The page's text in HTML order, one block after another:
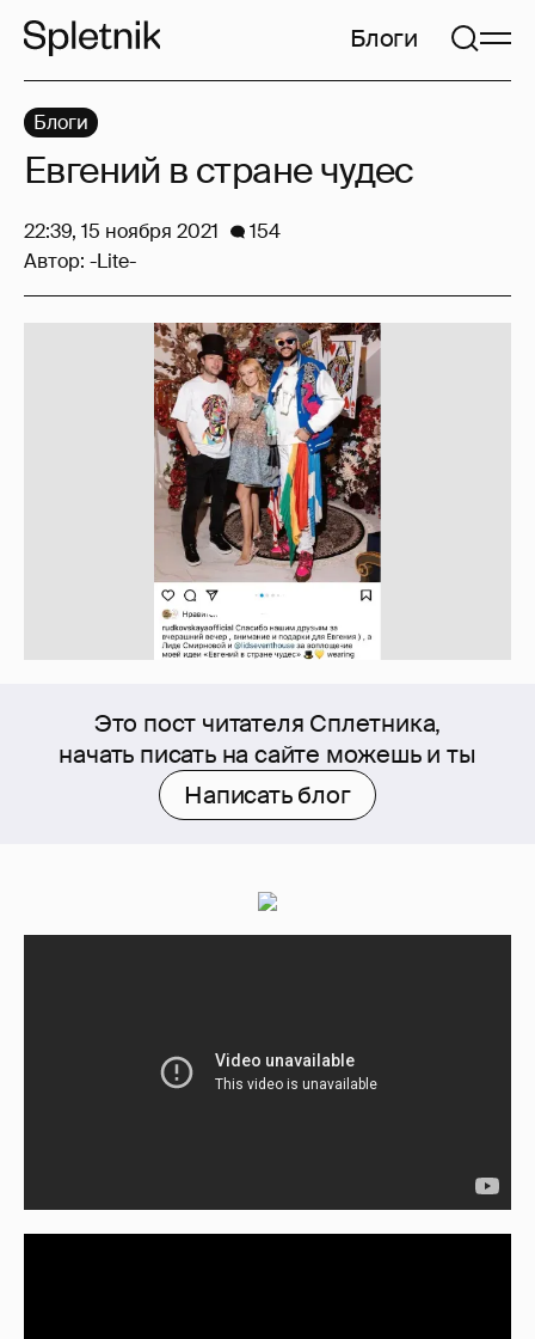
Блоги
Это пост читателя Сплетника,
начать писать на сайте можешь и ты
Написать блог
Блоги
Евгений в стране чудес
22:39, 15 ноября 2021
154
Автор: -Lite-